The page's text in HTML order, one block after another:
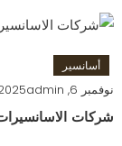
أسانسير
نوفمبر 6, 2025 admin
شركات